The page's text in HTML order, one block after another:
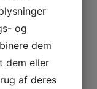
på tæerne
for lav en
så tæerne
og
dem
dem eller
af deres